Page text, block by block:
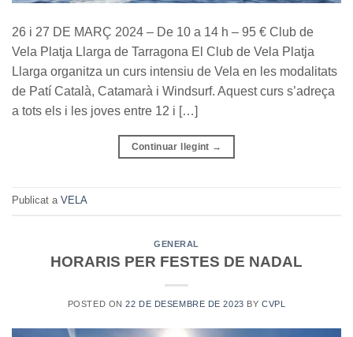
26 i 27 DE MARÇ 2024 – De 10 a 14 h – 95 € Club de
Vela Platja Llarga de Tarragona El Club de Vela Platja
Llarga organitza un curs intensiu de Vela en les modalitats
de Patí Català, Catamarà i Windsurf. Aquest curs s’adreça
a tots els i les joves entre 12 i […]
Continuar llegint →
Publicat a VELA
GENERAL
HORARIS PER FESTES DE NADAL
POSTED ON22 DE DESEMBRE DE 2023 BY CVPL